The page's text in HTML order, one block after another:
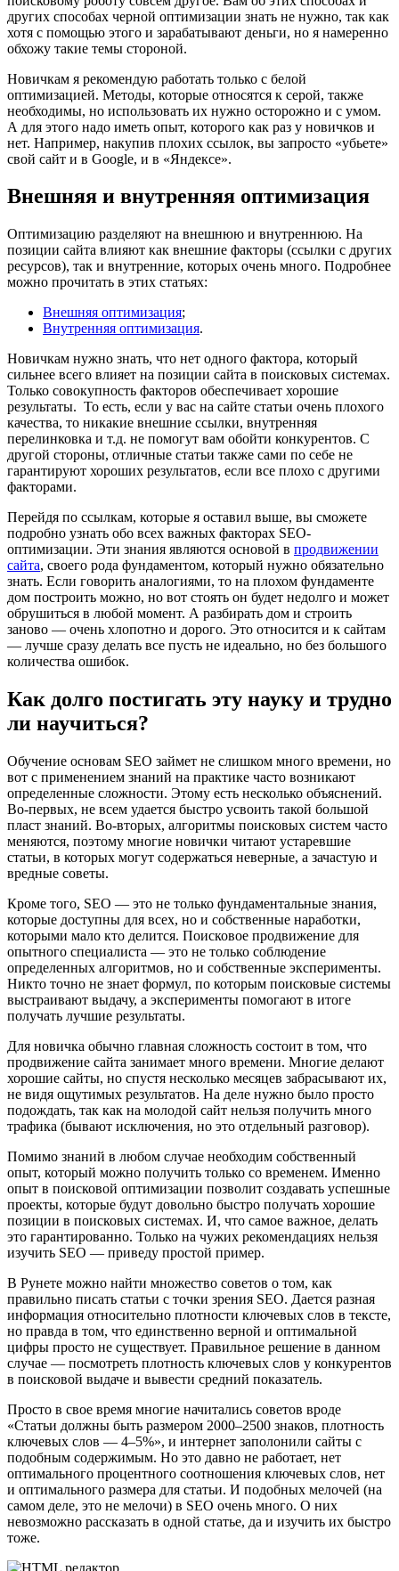
других способах черной оптимизации знать не нужно, так как
хотя с помощью этого и зарабатывают деньги, но я намеренно
обхожу такие темы стороной.
Новичкам я рекомендую работать только с белой
оптимизацией. Методы, которые относятся к серой, также
необходимы, но использовать их нужно осторожно и с умом.
А для этого надо иметь опыт, которого как раз у новичков и
нет. Например, накупив плохих ссылок, вы запросто «убьете»
свой сайт и в Google, и в «Яндексе».
Внешняя и внутренняя оптимизация
Оптимизацию разделяют на внешнюю и внутреннюю. На
позиции сайта влияют как внешние факторы (ссылки с других
ресурсов), так и внутренние, которых очень много. Подробнее
можно прочитать в этих статьях:
Внешняя оптимизация;
Внутренняя оптимизация.
Новичкам нужно знать, что нет одного фактора, который
сильнее всего влияет на позиции сайта в поисковых системах.
Только совокупность факторов обеспечивает хорошие
результаты. То есть, если у вас на сайте статьи очень плохого
качества, то никакие внешние ссылки, внутренняя
перелинковка и т.д. не помогут вам обойти конкурентов. С
другой стороны, отличные статьи также сами по себе не
гарантируют хороших результатов, если все плохо с другими
факторами.
Перейдя по ссылкам, которые я оставил выше, вы сможете
подробно узнать обо всех важных факторах SEO-
оптимизации. Эти знания являются основой в продвижении
сайта, своего рода фундаментом, который нужно обязательно
знать. Если говорить аналогиями, то на плохом фундаменте
дом построить можно, но вот стоять он будет недолго и может
обрушиться в любой момент. А разбирать дом и строить
заново — очень хлопотно и дорого. Это относится и к сайтам
— лучше сразу делать все пусть не идеально, но без большого
количества ошибок.
Как долго постигать эту науку и трудно
ли научиться?
Обучение основам SEO займет не слишком много времени, но
вот с применением знаний на практике часто возникают
определенные сложности. Этому есть несколько объяснений.
Во-первых, не всем удается быстро усвоить такой большой
пласт знаний. Во-вторых, алгоритмы поисковых систем часто
меняются, поэтому многие новички читают устаревшие
статьи, в которых могут содержаться неверные, а зачастую и
вредные советы.
Кроме того, SEO — это не только фундаментальные знания,
которые доступны для всех, но и собственные наработки,
которыми мало кто делится. Поисковое продвижение для
опытного специалиста — это не только соблюдение
определенных алгоритмов, но и собственные эксперименты.
Никто точно не знает формул, по которым поисковые системы
выстраивают выдачу, а эксперименты помогают в итоге
получать лучшие результаты.
Для новичка обычно главная сложность состоит в том, что
продвижение сайта занимает много времени. Многие делают
хорошие сайты, но спустя несколько месяцев забрасывают их,
не видя ощутимых результатов. На деле нужно было просто
подождать, так как на молодой сайт нельзя получить много
трафика (бывают исключения, но это отдельный разговор).
Помимо знаний в любом случае необходим собственный
опыт, который можно получить только со временем. Именно
опыт в поисковой оптимизации позволит создавать успешные
проекты, которые будут довольно быстро получать хорошие
позиции в поисковых системах. И, что самое важное, делать
это гарантированно. Только на чужих рекомендациях нельзя
изучить SEO — приведу простой пример.
В Рунете можно найти множество советов о том, как
правильно писать статьи с точки зрения SEO. Дается разная
информация относительно плотности ключевых слов в тексте,
но правда в том, что единственно верной и оптимальной
цифры просто не существует. Правильное решение в данном
случае — посмотреть плотность ключевых слов у конкурентов
в поисковой выдаче и вывести средний показатель.
Просто в свое время многие начитались советов вроде
«Статьи должны быть размером 2000–2500 знаков, плотность
ключевых слов — 4–5%», и интернет заполонили сайты с
подобным содержимым. Но это давно не работает, нет
оптимального процентного соотношения ключевых слов, нет
и оптимального размера для статьи. И подобных мелочей (на
самом деле, это не мелочи) в SEO очень много. О них
невозможно рассказать в одной статье, да и изучить их быстро
тоже.